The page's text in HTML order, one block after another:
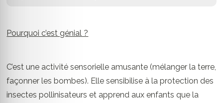
Pourquoi c’est génial ?
C’est une activité sensorielle amusante (mélanger la terre,
façonner les bombes). Elle sensibilise à la protection des
insectes pollinisateurs et apprend aux enfants que la